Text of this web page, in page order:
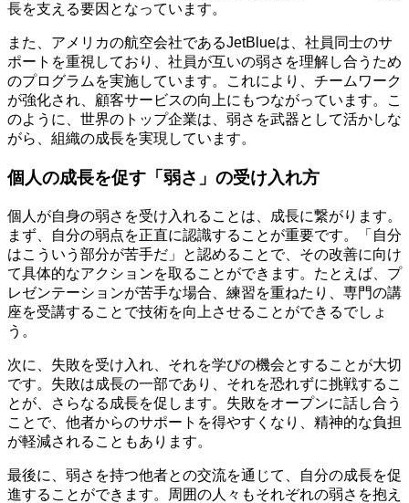
長を支える要因となっています。
また、アメリカの航空会社であるJetBlueは、社員同士のサ
ポートを重視しており、社員が互いの弱さを理解し合うため
のプログラムを実施しています。これにより、チームワーク
が強化され、顧客サービスの向上にもつながっています。こ
のように、世界のトップ企業は、弱さを武器として活かしな
がら、組織の成長を実現しています。
個人の成長を促す「弱さ」の受け入れ方
個人が自身の弱さを受け入れることは、成長に繋がります。
まず、自分の弱点を正直に認識することが重要です。「自分
はこういう部分が苦手だ」と認めることで、その改善に向け
て具体的なアクションを取ることができます。たとえば、プ
レゼンテーションが苦手な場合、練習を重ねたり、専門の講
座を受講することで技術を向上させることができるでしょ
う。
次に、失敗を受け入れ、それを学びの機会とすることが大切
です。失敗は成長の一部であり、それを恐れずに挑戦するこ
とが、さらなる成長を促します。失敗をオープンに話し合う
ことで、他者からのサポートを得やすくなり、精神的な負担
が軽減されることもあります。
最後に、弱さを持つ他者との交流を通じて、自分の成長を促
進することができます。周囲の人々もそれぞれの弱さを抱え